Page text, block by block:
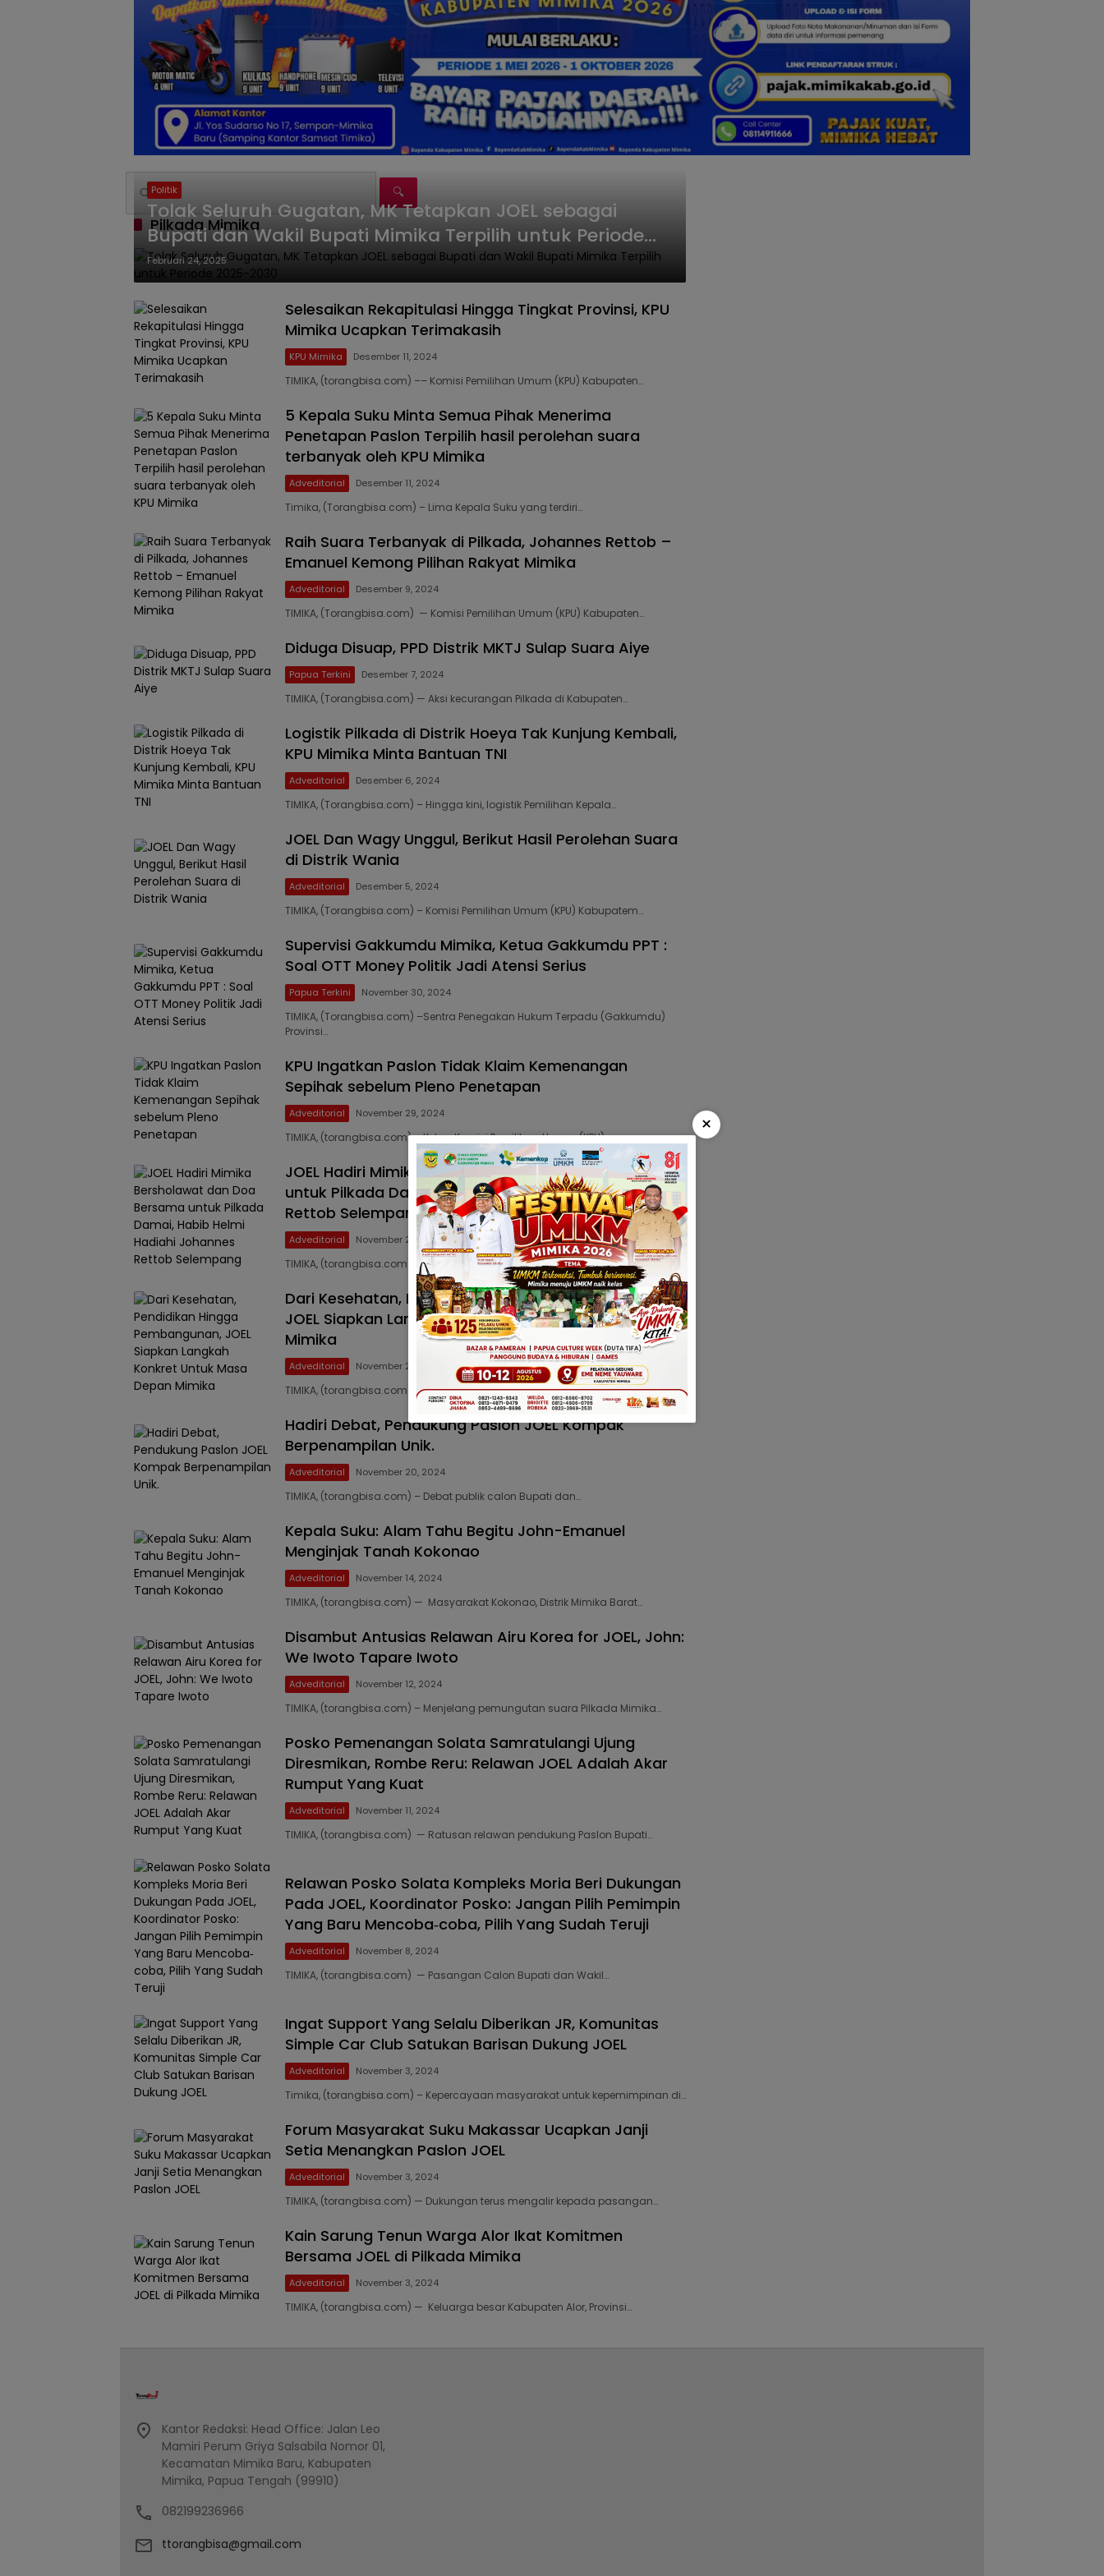
🔍
Pilkada Mimika
Politik
Tolak Seluruh Gugatan, MK Tetapkan JOEL sebagai
Bupati dan Wakil Bupati Mimika Terpilih untuk Periode
2025-2030
Februari 24, 2025
Selesaikan Rekapitulasi Hingga Tingkat Provinsi, KPU
Mimika Ucapkan Terimakasih
KPU Mimika Desember 11, 2024
TIMIKA, (torangbisa.com) –– Komisi Pemilihan Umum (KPU) Kabupaten…
5 Kepala Suku Minta Semua Pihak Menerima
Penetapan Paslon Terpilih hasil perolehan suara
terbanyak oleh KPU Mimika
Adveditorial Desember 11, 2024
Timika, (Torangbisa.com) – Lima Kepala Suku yang terdiri…
Raih Suara Terbanyak di Pilkada, Johannes Rettob –
Emanuel Kemong Pilihan Rakyat Mimika
Adveditorial Desember 9, 2024
TIMIKA, (Torangbisa.com) — Komisi Pemilihan Umum (KPU) Kabupaten…
Diduga Disuap, PPD Distrik MKTJ Sulap Suara Aiye
Papua Terkini Desember 7, 2024
TIMIKA, (Torangbisa.com) — Aksi kecurangan Pilkada di Kabupaten…
Logistik Pilkada di Distrik Hoeya Tak Kunjung Kembali,
KPU Mimika Minta Bantuan TNI
Adveditorial Desember 6, 2024
TIMIKA, (Torangbisa.com) – Hingga kini, logistik Pemilihan Kepala…
JOEL Dan Wagy Unggul, Berikut Hasil Perolehan Suara
di Distrik Wania
Adveditorial Desember 5, 2024
TIMIKA, (Torangbisa.com) – Komisi Pemilihan Umum (KPU) Kabupatem…
Supervisi Gakkumdu Mimika, Ketua Gakkumdu PPT :
Soal OTT Money Politik Jadi Atensi Serius
Papua Terkini November 30, 2024
TIMIKA, (Torangbisa.com) –Sentra Penegakan Hukum Terpadu (Gakkumdu)
Provinsi…
KPU Ingatkan Paslon Tidak Klaim Kemenangan
Sepihak sebelum Pleno Penetapan
Adveditorial November 29, 2024
TIMIKA, (torangbisa.com) – Ketua Komisi Pemilihan Umum (KPU)…
JOEL Hadiri Mimika Bersholawat dan Doa Bersama
untuk Pilkada Damai, Habib Helmi Hadiahi Johannes
Rettob Selempang
Adveditorial November 21, 2024
TIMIKA, (torangbisa.com) — Pasangan calon Bupati dan Wakil…
Dari Kesehatan, Pendidikan Hingga Pembangunan,
JOEL Siapkan Langkah Konkret Untuk Masa Depan
Mimika
Adveditorial November 20, 2024
TIMIKA, (torangbisa.com) – Program Otonomi Khusus (Otsus) terus…
Hadiri Debat, Pendukung Paslon JOEL Kompak
Berpenampilan Unik.
Adveditorial November 20, 2024
TIMIKA, (torangbisa.com) – Debat publik calon Bupati dan…
Kepala Suku: Alam Tahu Begitu John-Emanuel
Menginjak Tanah Kokonao
Adveditorial November 14, 2024
TIMIKA, (torangbisa.com) — Masyarakat Kokonao, Distrik Mimika Barat…
Disambut Antusias Relawan Airu Korea for JOEL, John:
We Iwoto Tapare Iwoto
Adveditorial November 12, 2024
TIMIKA, (torangbisa.com) – Menjelang pemungutan suara Pilkada Mimika…
Posko Pemenangan Solata Samratulangi Ujung
Diresmikan, Rombe Reru: Relawan JOEL Adalah Akar
Rumput Yang Kuat
Adveditorial November 11, 2024
TIMIKA, (torangbisa.com) — Ratusan relawan pendukung Paslon Bupati…
Relawan Posko Solata Kompleks Moria Beri Dukungan
Pada JOEL, Koordinator Posko: Jangan Pilih Pemimpin
Yang Baru Mencoba‐coba, Pilih Yang Sudah Teruji
Adveditorial November 8, 2024
TIMIKA, (torangbisa.com) — Pasangan Calon Bupati dan Wakil…
Ingat Support Yang Selalu Diberikan JR, Komunitas
Simple Car Club Satukan Barisan Dukung JOEL
Adveditorial November 3, 2024
Timika, (torangbisa.com) – Kepercayaan masyarakat untuk kepemimpinan di…
Forum Masyarakat Suku Makassar Ucapkan Janji
Setia Menangkan Paslon JOEL
Adveditorial November 3, 2024
TIMIKA, (torangbisa.com) — Dukungan terus mengalir kepada pasangan…
Kain Sarung Tenun Warga Alor Ikat Komitmen
Bersama JOEL di Pilkada Mimika
Adveditorial November 3, 2024
TIMIKA, (torangbisa.com) — Keluarga besar Kabupaten Alor, Provinsi…
Kantor Redaksi: Head Office: Jalan Leo
Mamiri Perum Griya Salsabila Nomor 01,
Kecamatan Mimika Baru, Kabupaten
Mimika, Papua Tengah (99910)
082199236966
ttorangbisa@gmail.com
×